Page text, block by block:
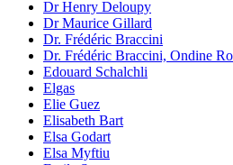
Dr Henry Deloupy
Dr Maurice Gillard
Dr. Frédéric Braccini
Dr. Frédéric Braccini, Ondine
Edouard Schalchli
Elgas
Elie Guez
Elisabeth Bart
Elsa Godart
Elsa Myftiu